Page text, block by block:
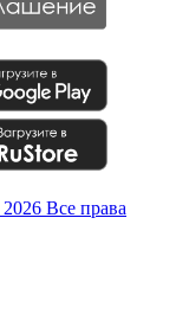
Все права